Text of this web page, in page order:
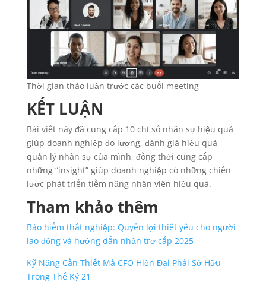
Thời gian thảo luận trước các buổi meeting
KẾT LUẬN
Bài viết này đã cung cấp 10 chỉ số nhân sự hiệu quả
giúp doanh nghiệp đo lượng, đánh giá hiệu quả
quản lý nhân sự của mình, đồng thời cung cấp
những “insight” giúp doanh nghiệp có những chiến
lược phát triển tiềm năng nhân viên hiệu quả.
Tham khảo thêm
Bảo hiểm thất nghiệp: Quyền lợi thiết yếu cho người
lao động và hướng dẫn nhận trợ cấp 2025
Kỹ Năng Cần Thiết Mà CFO Hiện Đại Phải Sở Hữu
Trong Thế Kỷ 21